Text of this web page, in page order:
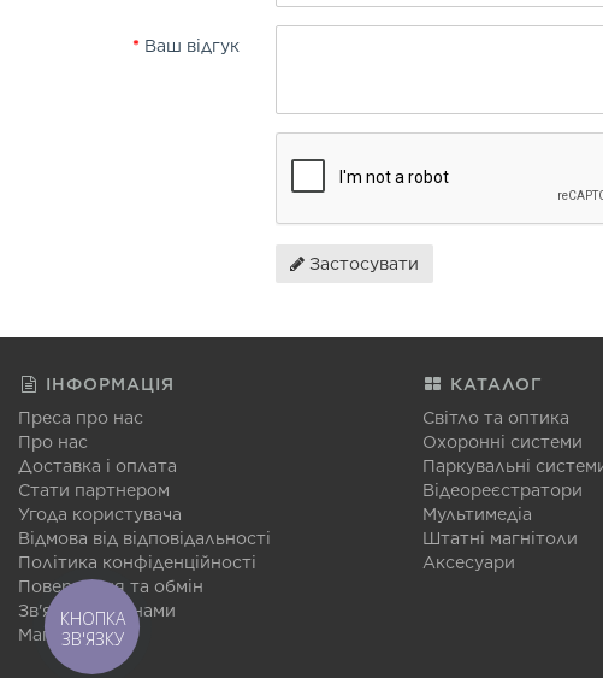
Ваш відгук
Застосувати
ІНФОРМАЦІЯ
Преса про нас
Про нас
Доставка і оплата
Стати партнером
Угода користувача
Відмова від відповідальності
Політика конфіденційності
Повернення та обмін
Зв'язатися з нами
Мапа сайту
КАТАЛОГ
Світло та оптика
Охоронні системи
Паркувальні
Відеореєстратори
Мультимедіа
Штатні магнітоли
Аксесуари
КНОПКА
ЗВ'ЯЗКУ